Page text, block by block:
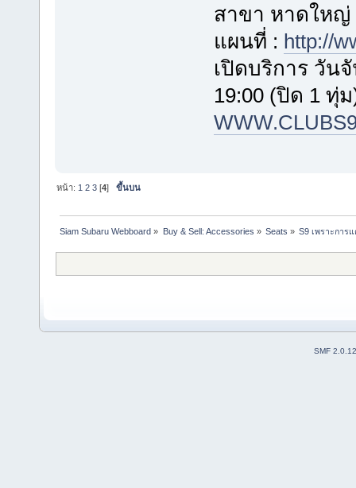
สาขา หาดใหญ่
แผนที่ : http://
เปิดบริการ วัน
19:00 (ปิด 1 ทุ่
หน้า: 1 2 3 [4]ขึ้นบน
Siam Subaru Webboard » Buy & Sell: Accessories » Seats » S9 เพราะการ
SMF 2.0.12